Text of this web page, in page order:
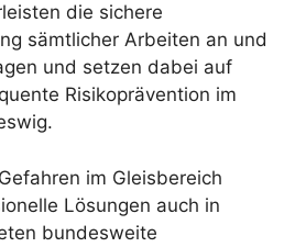
die sichere
sämtlicher Arbeiten an und
und setzen dabei auf
Risikoprävention im
im Gleisbereich
Lösungen auch in
bundesweite